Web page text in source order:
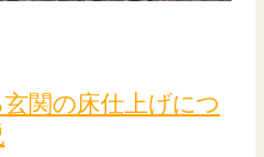
関の床仕上げにつ